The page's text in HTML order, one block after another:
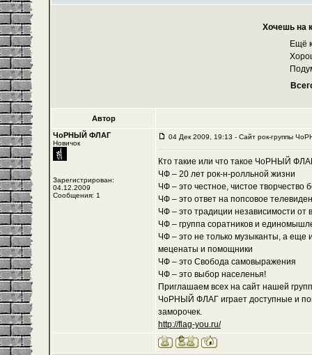
Хочешь на
Ещё
Автор
ЧоРНЫЙ ФЛАГ
Новичок
Зарегистрирован:
04.12.2009
Сообщения: 1
04 Дек 2009, 19:13 - Cайт рок-группы
Кто такие или что такое ЧоРНЫЙ
ЧФ – 20 лет рок-н-ролльной жизни
ЧФ – это честное, чистое творчество
ЧФ – это ответ на попсовое
ЧФ – это традиции независимости
ЧФ – группа соратников и
ЧФ – это не только музыканты, а еще
меценаты и помощники
ЧФ – это Свобода самовыражения
ЧФ – это выбор населенья!
Приглашаем всех на сайт нашей
ЧоРНЫЙ ФЛАГ играет доступные и
заморочек.
http://flag-you.ru/